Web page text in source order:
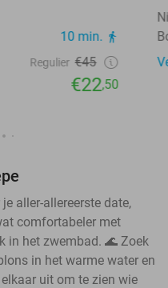
10 min.
Regulier €45
€22,50
aller-allereerste date,
comfortabeler met
in het zwembad. 🌊 Zoek
in het warme water en
uit om te zien wie